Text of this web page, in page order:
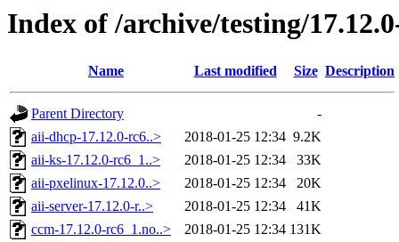
Index of /archive/testing/
Name Last modified Size Description
Parent Directory
-
aii-dhcp-17.12.0-rc6..>
2018-01-25 12:34 9.2K
aii-ks-17.12.0-rc6_1..>
2018-01-25 12:34
33K
aii-pxelinux-17.12.0..>
2018-01-25 12:34
20K
aii-server-17.12.0-r..>
2018-01-25 12:34
41K
ccm-17.12.0-rc6_1.no..>
2018-01-25 12:34 131K